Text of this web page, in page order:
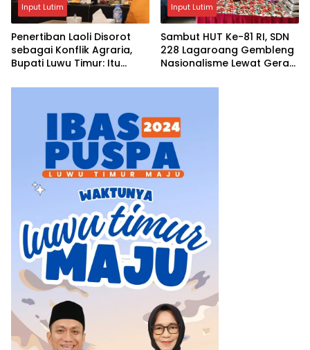
Input Lutim
Penertiban Laoli Disorot
sebagai Konflik Agraria,
Bupati Luwu Timur: Itu
Input Lutim
Sambut HUT Ke-81 RI, SDN
228 Lagaroang Gembleng
Nasionalisme Lewat Gerak